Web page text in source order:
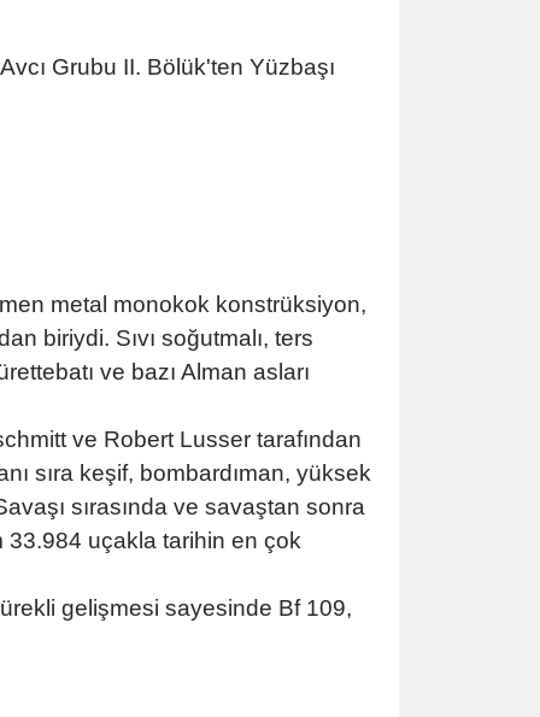
Grubu II. Bölük'ten Yüzbaşı
metal monokok konstrüksiyon,
biriydi. Sıvı soğutmalı, ters
ve bazı Alman asları
ve Robert Lusser tarafından
sıra keşif, bombardıman, yüksek
sırasında ve savaştan sonra
uçakla tarihin en çok
gelişmesi sayesinde Bf 109,